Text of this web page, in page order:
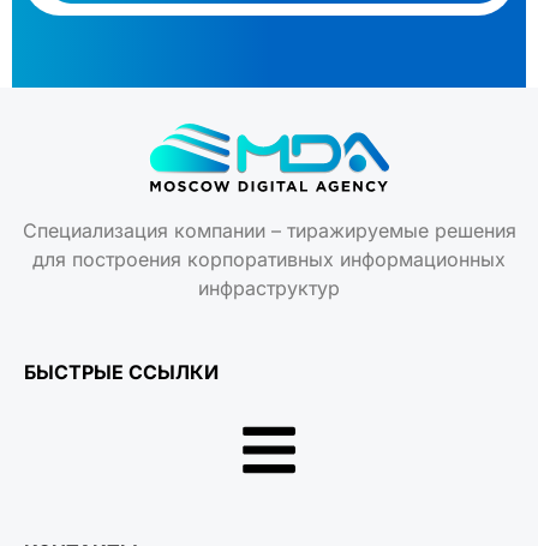
Специализация компании – тиражируемые решения
для построения корпоративных информационных
инфраструктур
БЫСТРЫЕ ССЫЛКИ